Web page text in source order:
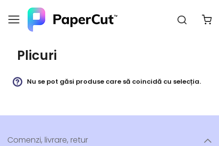
Navigați
Plicuri
Nu se pot găsi produse care să coincidă cu selecția.
Comenzi, livrare, retur